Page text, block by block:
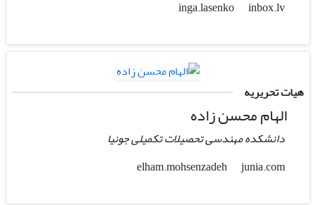
inbox.lv
هیات تحریریه
الهام محسن زاده
دانشکده مهندسی تحصیلات تکمیلی جونیا
junia.com